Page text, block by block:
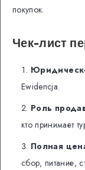
покупок.
Чек-лист
Ewidencja.
Роль
кто принимает
Полная
сбор, питание,